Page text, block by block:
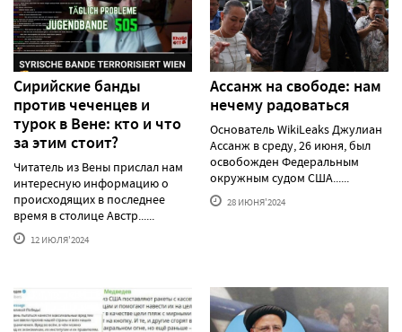
Сирийские банды
против чеченцев и
турок в Вене: кто и что
за этим стоит?
Читатель из Вены прислал нам
интересную информацию о
происходящих в последнее
время в столице Австр......
12 ИЮЛЯ'2024
Ассанж на свободе: нам
нечему радоваться
Основатель WikiLeaks Джулиан
Ассанж в среду, 26 июня, был
освобожден Федеральным
окружным судом США......
28 ИЮНЯ'2024